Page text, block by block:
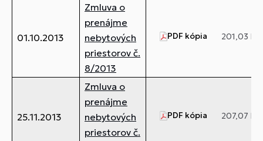
01.10.2013
Zmluva o
prenájme
nebytových
priestorov č.
8/2013
PDF kópia 201,03 kB
25.11.2013
Zmluva o
prenájme
nebytových
priestorov č.
PDF kópia 207,07 kB